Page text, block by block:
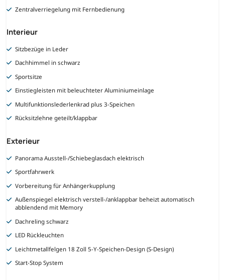
Zentralverriegelung mit Fernbedienung
Interieur
Sitzbezüge in Leder
Dachhimmel in schwarz
Sportsitze
Einstiegleisten mit beleuchteter Aluminiumeinlage
Multifunktionslederlenkrad plus 3-Speichen
Rücksitzlehne geteilt/klappbar
Exterieur
Panorama Ausstell-/Schiebeglasdach elektrisch
Sportfahrwerk
Vorbereitung für Anhängerkupplung
Außenspiegel elektrisch verstell-/anklappbar beheizt automatisch
abblendend mit Memory
Dachreling schwarz
LED Rückleuchten
Leichtmetallfelgen 18 Zoll 5-Y-Speichen-Design (S-Design)
Start-Stop System